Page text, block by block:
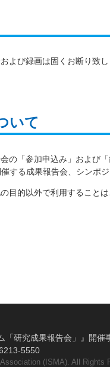
よび録画は固くお断り致
いて
の「参加申込み」および
する成果報告会、シンポ
目的以外で利用すること
「研究成果報告会」』開催
5550
(ISMA). All Rights